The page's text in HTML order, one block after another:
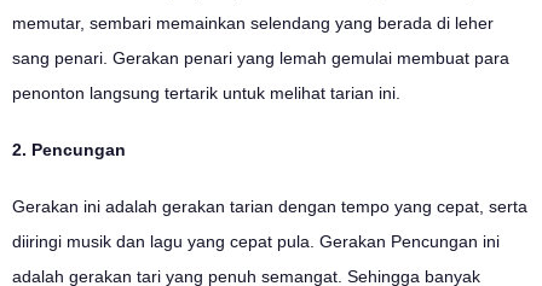
memutar, sembari memainkan selendang yang berada di leher
sang penari. Gerakan penari yang lemah gemulai membuat para
penonton langsung tertarik untuk melihat tarian ini.
2. Pencungan
Gerakan ini adalah gerakan tarian dengan tempo yang cepat, serta
diiringi musik dan lagu yang cepat pula. Gerakan Pencungan ini
adalah gerakan tari yang penuh semangat. Sehingga banyak